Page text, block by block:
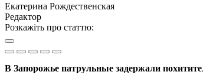
Екатерина Рождественская
Редактор
Розкажіть про статтю:
В Запорожье патрульные задержали